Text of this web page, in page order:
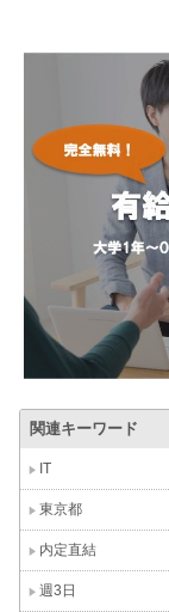
関連キーワード
IT
東京都
内定直結
週3日